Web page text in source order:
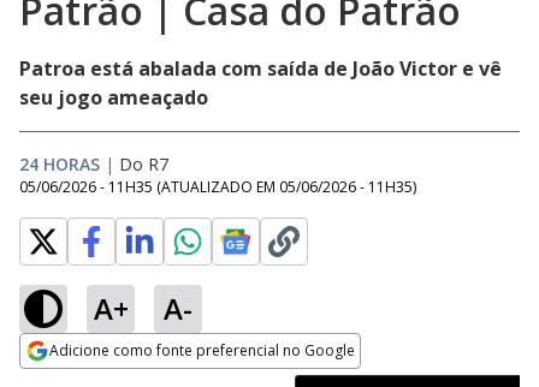
Patroa está abalada com saída de João Victor e vê
seu jogo ameaçado
24 HORAS | Do R7
05/06/2026 - 11H35 (ATUALIZADO EM 05/06/2026 - 11H35)
A+ A-
Adicione como fonte preferencial no Google
Ativar
Loaded
21.27%